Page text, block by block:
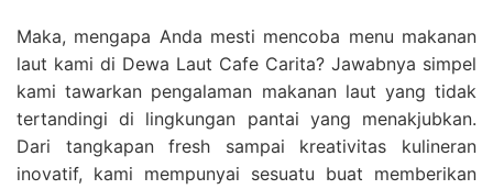
Maka, mengapa Anda mesti mencoba menu makanan
laut kami di Dewa Laut Cafe Carita? Jawabnya simpel
kami tawarkan pengalaman makanan laut yang tidak
tertandingi di lingkungan pantai yang menakjubkan.
Dari tangkapan fresh sampai kreativitas kulineran
inovatif, kami mempunyai sesuatu buat memberikan